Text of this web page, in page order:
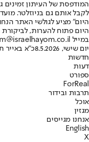
המודפסת של העיתון זמינים
לקבל אותם גם בניוזלטר.
היום" מציע לגולשי האתר
היום פתוח להערות, לביקורת
במייל hayom@israelhayom.co.il.
יום שישי, 8.5.2026
כ"א באייר
חדשות
דעות
ספורט
ForReal
תרבות ובידור
אוכל
מגזין
אנחנו מגייסים
English
X